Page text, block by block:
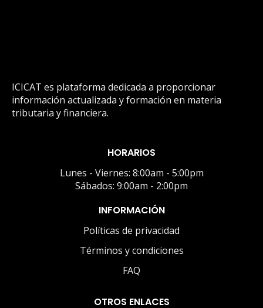
ICICAT es plataforma dedicada a proporcionar
información actualizada y formación en materia
tributaria y financiera.
HORARIOS
Lunes - Viernes: 8:00am - 5:00pm
Sábados: 9:00am - 2:00pm
INFORMACIÓN
Políticas de privacidad
Términos y condiciones
FAQ
OTROS ENLACES